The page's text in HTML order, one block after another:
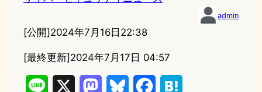
admin
[公開]2024年7月16日22:38
[最終更新]2024年7月17日 04:57